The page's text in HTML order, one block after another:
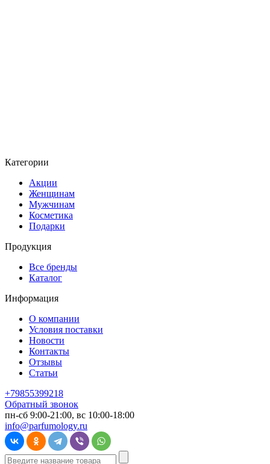
Категории
Акции
Женщинам
Мужчинам
Косметика
Подарки
Продукция
Все бренды
Каталог
Информация
О компании
Условия поставки
Новости
Контакты
Отзывы
Статьи
+79855399218
Обратный звонок
пн-сб 9:00-21:00, вс 10:00-18:00
info@parfumology.ru